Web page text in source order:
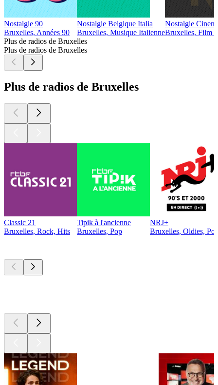
Nostalgie 90
Bruxelles, Années 90
Nostalgie Belgique Italia
Bruxelles, Musique Italienne
Nostalgie
Bruxelles, Film
Plus de radios de Bruxelles
Plus de radios de Bruxelles
Plus de radios de Bruxelles
Classic 21
Bruxelles, Rock, Hits
Tipik à l'ancienne
Bruxelles, Pop
NRJ+
Bruxelles, Oldies,